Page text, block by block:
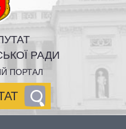
РАДИ
ПОРТАЛ